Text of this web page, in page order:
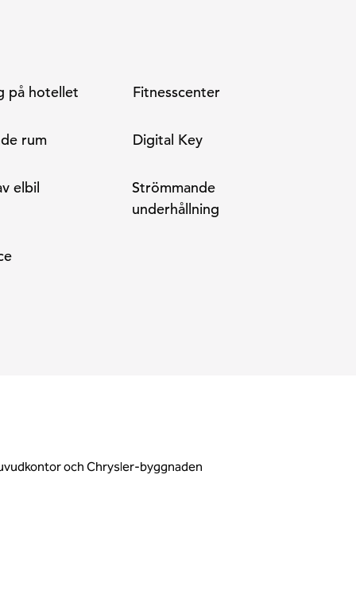
på hotellet Fitnesscenter
rum Digital Key
elbil
Strömmande
underhållning
och Chrysler-byggnaden